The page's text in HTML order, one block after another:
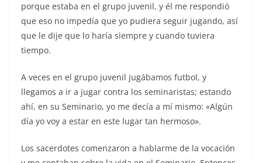
porque estaba en el grupo juvenil, y él me respondió
que eso no impedía que yo pudiera seguir jugando, así
que le dije que lo haría siempre y cuando tuviera
tiempo.
A veces en el grupo juvenil jugábamos futbol, y
llegamos a ir a jugar contra los seminaristas; estando
ahí, en su Seminario, yo me decía a mí mismo: «Algún
día yo voy a estar en este lugar tan hermoso».
Los sacerdotes comenzaron a hablarme de la vocación